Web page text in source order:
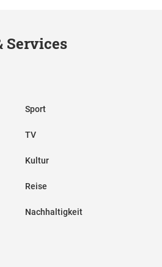
Services
Sport
TV
Kultur
Reise
Nachhaltigkeit